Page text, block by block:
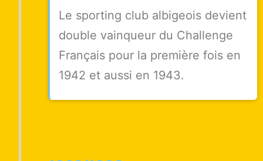
Le sporting club albigeois devient
double vainqueur du Challenge
Français pour la première fois en
1942 et aussi en 1943.